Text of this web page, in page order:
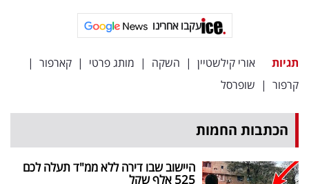
עקבו אחרינו
תגיות אורי קילשטיין | השקה | מותג פרטי | קארפור |
קרפור | שופרסל
הכתבות החמות
היישוב שבו דירה ללא ממ"ד תעלה לכם
525 אלף שקל